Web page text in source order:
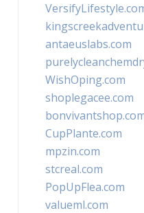
antaeuslabs.com
WishOping.com
shoplegacee.com
CupPlante.com
mpzin.com
stcreal.com
PopUpFlea.com
valueml.com